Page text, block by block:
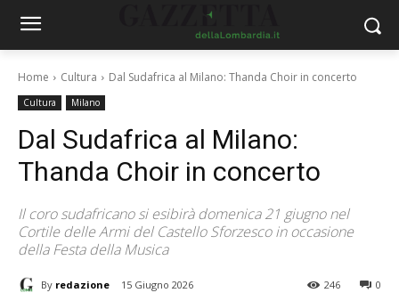
Home Cultura Dal Sudafrica al Milano: Thanda Choir in concerto
Cultura Milano
Dal Sudafrica al Milano:
Thanda Choir in concerto
Il coro sudafricano si esibirà domenica 21 giugno nel
Cortile delle Armi del Castello Sforzesco in occasione
della Festa della Musica
By redazione 15 Giugno 2026 0
246